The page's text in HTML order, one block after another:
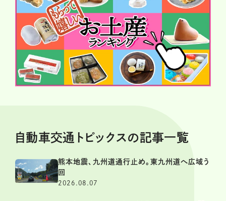
自動車交通トピックスの記事一覧
熊本地震、九州道通行止め。東九州道へ広域う
回
2026.08.07